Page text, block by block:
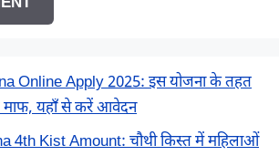
Online Apply 2025: इस योजना के तहत
माफ, यहाँ से करें आवेदन
4th Kist Amount: चौथी किस्त में महिलाओं